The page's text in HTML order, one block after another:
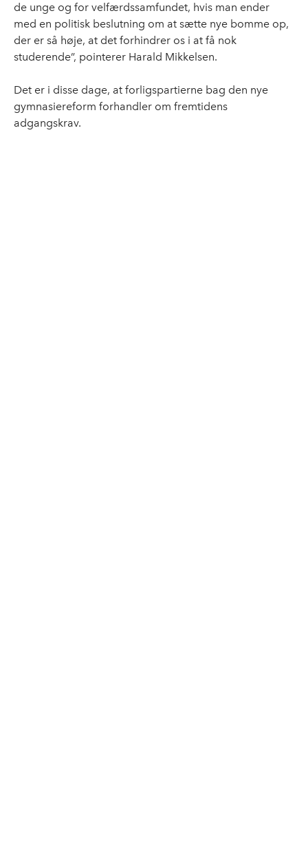
de unge og for velfærdssamfundet, hvis man ender
med en politisk beslutning om at sætte nye bomme op,
der er så høje, at det forhindrer os i at få nok
studerende”, pointerer Harald Mikkelsen.
Det er i disse dage, at forligspartierne bag den nye
gymnasiereform forhandler om fremtidens
adgangskrav.